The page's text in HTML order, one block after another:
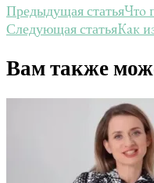
Предыдущая статьяЧто
Следующая статьяКак
Вам также